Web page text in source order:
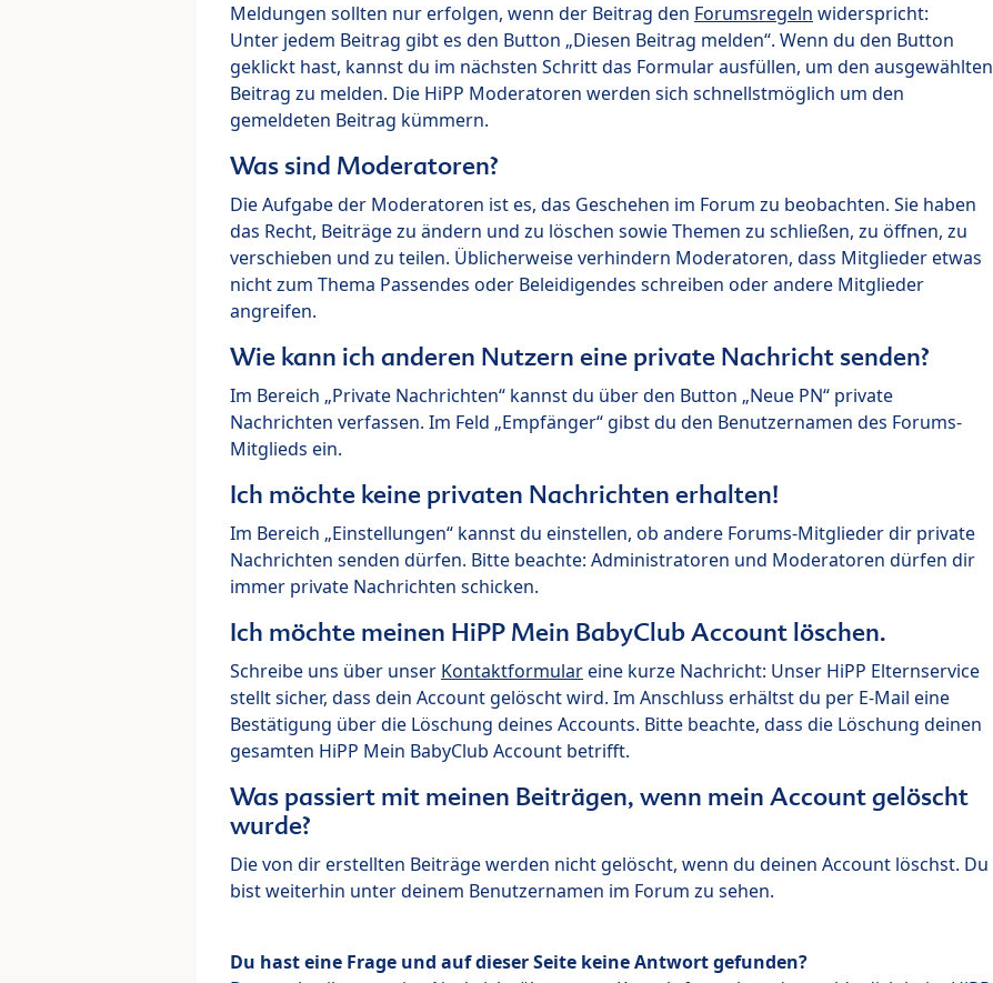
Meldungen sollten nur erfolgen, wenn der Beitrag den Forumsregeln widerspricht:
Unter jedem Beitrag gibt es den Button „Diesen Beitrag melden“. Wenn du den Button
geklickt hast, kannst du im nächsten Schritt das Formular ausfüllen, um den ausgewählten
Beitrag zu melden. Die HiPP Moderatoren werden sich schnellstmöglich um den
gemeldeten Beitrag kümmern.
Was sind Moderatoren?
Die Aufgabe der Moderatoren ist es, das Geschehen im Forum zu beobachten. Sie haben
das Recht, Beiträge zu ändern und zu löschen sowie Themen zu schließen, zu öffnen, zu
verschieben und zu teilen. Üblicherweise verhindern Moderatoren, dass Mitglieder etwas
nicht zum Thema Passendes oder Beleidigendes schreiben oder andere Mitglieder
angreifen.
Wie kann ich anderen Nutzern eine private Nachricht senden?
Im Bereich „Private Nachrichten“ kannst du über den Button „Neue PN“ private
Nachrichten verfassen. Im Feld „Empfänger“ gibst du den Benutzernamen des Forums-
Mitglieds ein.
Ich möchte keine privaten Nachrichten erhalten!
Im Bereich „Einstellungen“ kannst du einstellen, ob andere Forums-Mitglieder dir private
Nachrichten senden dürfen. Bitte beachte: Administratoren und Moderatoren dürfen dir
immer private Nachrichten schicken.
Ich möchte meinen HiPP Mein BabyClub Account löschen.
Schreibe uns über unser Kontaktformulareine kurze Nachricht: Unser HiPP Elternservice
stellt sicher, dass dein Account gelöscht wird. Im Anschluss erhältst du per E-Mail eine
Bestätigung über die Löschung deines Accounts. Bitte beachte, dass die Löschung deinen
gesamten HiPP Mein BabyClub Account betrifft.
Was passiert mit meinen Beiträgen, wenn mein Account gelöscht
wurde?
Die von dir erstellten Beiträge werden nicht gelöscht, wenn du deinen Account löschst. Du
bist weiterhin unter deinem Benutzernamen im Forum zu sehen.
Du hast eine Frage und auf dieser Seite keine Antwort gefunden?